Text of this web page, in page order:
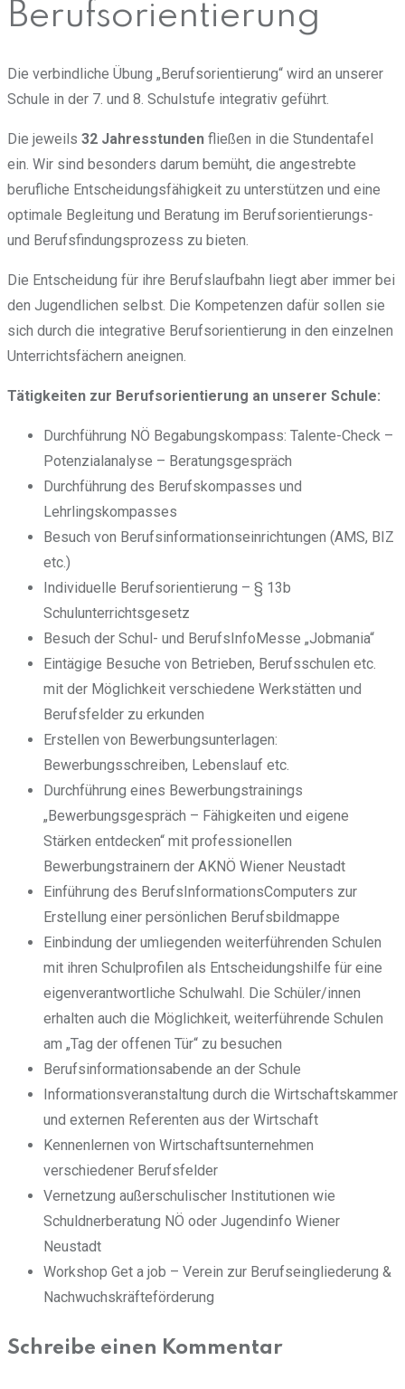
Berufsorientierung
Die verbindliche Übung „Berufsorientierung“ wird an unserer
Schule in der 7. und 8. Schulstufe integrativ geführt.
Die jeweils 32 Jahresstunden fließen in die Stundentafel
ein. Wir sind besonders darum bemüht, die angestrebte
berufliche Entscheidungsfähigkeit zu unterstützen und eine
optimale Begleitung und Beratung im Berufsorientierungs-
und Berufsfindungsprozess zu bieten.
Die Entscheidung für ihre Berufslaufbahn liegt aber immer bei
den Jugendlichen selbst. Die Kompetenzen dafür sollen sie
sich durch die integrative Berufsorientierung in den einzelnen
Unterrichtsfächern aneignen.
Tätigkeiten zur Berufsorientierung an unserer Schule:
Durchführung NÖ Begabungskompass: Talente-Check –
Potenzialanalyse – Beratungsgespräch
Durchführung des Berufskompasses und
Lehrlingskompasses
Besuch von Berufsinformationseinrichtungen (AMS, BIZ
etc.)
Individuelle Berufsorientierung – § 13b
Schulunterrichtsgesetz
Besuch der Schul- und BerufsInfoMesse „Jobmania“
Eintägige Besuche von Betrieben, Berufsschulen etc.
mit der Möglichkeit verschiedene Werkstätten und
Berufsfelder zu erkunden
Erstellen von Bewerbungsunterlagen:
Bewerbungsschreiben, Lebenslauf etc.
Durchführung eines Bewerbungstrainings
„Bewerbungsgespräch – Fähigkeiten und eigene
Stärken entdecken“ mit professionellen
Bewerbungstrainern der AKNÖ Wiener Neustadt
Einführung des BerufsInformationsComputers zur
Erstellung einer persönlichen Berufsbildmappe
Einbindung der umliegenden weiterführenden Schulen
mit ihren Schulprofilen als Entscheidungshilfe für eine
eigenverantwortliche Schulwahl. Die Schüler/innen
erhalten auch die Möglichkeit, weiterführende Schulen
am „Tag der offenen Tür“ zu besuchen
Berufsinformationsabende an der Schule
Informationsveranstaltung durch die Wirtschaftskammer
und externen Referenten aus der Wirtschaft
Kennenlernen von Wirtschaftsunternehmen
verschiedener Berufsfelder
Vernetzung außerschulischer Institutionen wie
Schuldnerberatung NÖ oder Jugendinfo Wiener
Neustadt
Workshop Get a job – Verein zur Berufseingliederung &
Nachwuchskräfteförderung
Schreibe einen Kommentar